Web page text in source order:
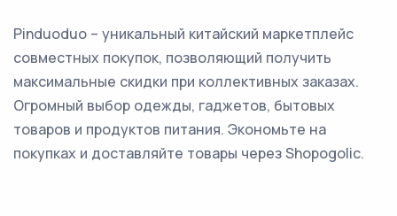
Pinduoduo – уникальный китайский маркетплейс
совместных покупок, позволяющий получить
максимальные скидки при коллективных заказах.
Огромный выбор одежды, гаджетов, бытовых
товаров и продуктов питания. Экономьте на
покупках и доставляйте товары через Shopogolic.